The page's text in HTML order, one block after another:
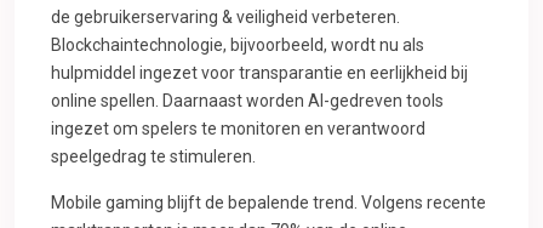
de gebruikerservaring & veiligheid verbeteren.
Blockchaintechnologie, bijvoorbeeld, wordt nu als
hulpmiddel ingezet voor transparantie en eerlijkheid bij
online spellen. Daarnaast worden AI-gedreven tools
ingezet om spelers te monitoren en verantwoord
speelgedrag te stimuleren.
Mobile gaming blijft de bepalende trend. Volgens recente